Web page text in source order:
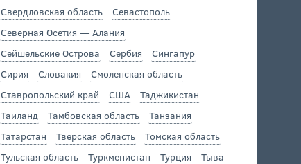
Свердловская область
Севастополь
Северная Осетия — Алания
Сейшельские Острова
Сербия
Сингапур
Сирия
Словакия
Смоленская область
Ставропольский край
США
Таджикистан
Таиланд
Тамбовская область
Танзания
Татарстан
Тверская область
Томская область
Тульская область
Туркменистан Турция
Тыва